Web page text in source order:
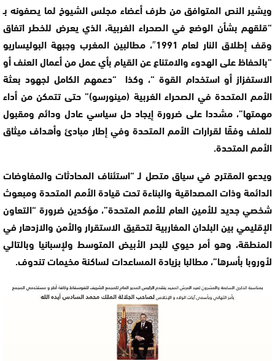
ويشير النص المتوافق من طرف أعضاء مجلس الشيوخ لما يصفونه بـ
“قلقهم بشأن الوضع في الصحراء الغربية، الذي يعرض للخطر اتفاق
وقف إطلاق النار لعام 1991″، مطالبين المغرب وجبهة البوليساريو
“بالحفاظ على الهدوء والامتناع عن القيام بأي عمل من أعمال العنف أو
الاستفزاز أو استخدام القوة “، وكذا “دعمهم الكامل لجهود بعثة
الأمم المتحدة في الصحراء الغربية (مينورسو)” حتى تتمكن من أداء
مهمتها”، مشددا على ضرورة إيجاد حل سياسي عادل ودائم ومقبول
للملف وفقًا لقرارات الأمم المتحدة وفي إطار مبادئ وأهداف ميثاق
الأمم المتحدة.
ويدعو المقترح في سياق متصل لـ “استئناف المحادثات والمفاوضات
الدائمة وذات المصداقية والبناءة تحت قيادة الأمم المتحدة ومبعوث
شخصي جديد للأمين العام للأمم المتحدة”، مؤكدين ضرورة “التعاون
الإقليمي بين البلدان المغاربية لتحقيق الاستقرار والأمن والازدهار في
المنطقة، وهو أمر حيوي للبحر الأبيض المتوسط ​​ولإسبانيا وبالتالي
لأوروبا بأسرها”، مطالبا بزيادة المساعدات لساكنة مخيمات تندوف.